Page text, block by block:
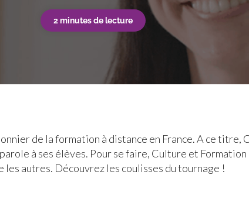
2 minutes de lecture
de la formation à distance en France. A ce titre,
à ses élèves. Pour se faire, Culture et
les autres. Découvrez les coulisses du tournage !